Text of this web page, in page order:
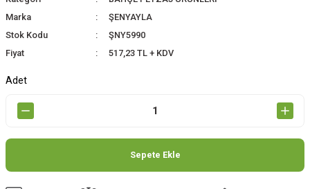
Marka
ŞENYAYLA
Stok Kodu
ŞNY5990
Fiyat
517,23 TL + KDV
Adet
Sepete Ekle